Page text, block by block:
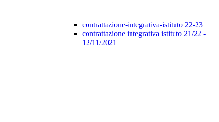
contrattazione-integrativa-istituto 22-23
contrattazione integrativa istituto 21/22 -
12/11/2021